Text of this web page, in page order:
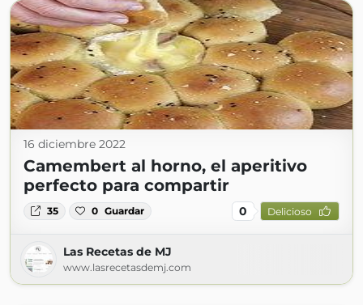
16 diciembre 2022
Camembert al horno, el aperitivo
perfecto para compartir
35 0 Guardar 0 Delicioso
Las Recetas de MJ
www.lasrecetasdemj.com